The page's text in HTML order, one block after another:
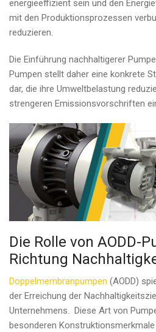
energieeffizient sein und den
mit den Produktionsprozessen
reduzieren.
Die Einführung nachhaltigerer
Pumpen stellt daher eine konkrete
dar, die ihre Umweltbelastung
strengeren Emissionsvorschriften
Die Rolle von AODD-
Richtung
Doppelmembranpumpen (AODD)
der Erreichung der
Unternehmens. Diese Art von
besonderen